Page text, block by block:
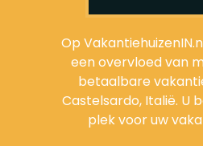
Op
een overvloed van
betaalbare
Castelsardo, Italië. U
plek voor uw